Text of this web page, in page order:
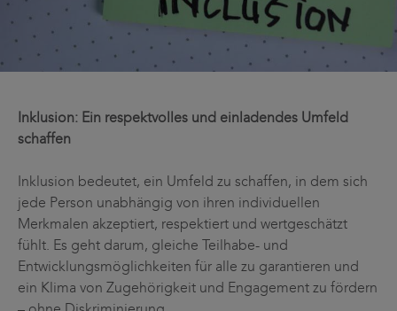
Inklusion: Ein respektvolles und einladendes Umfeld
schaffen
Inklusion bedeutet, ein Umfeld zu schaffen, in dem sich
jede Person unabhängig von ihren individuellen
Merkmalen akzeptiert, respektiert und wertgeschätzt
fühlt. Es geht darum, gleiche Teilhabe- und
Entwicklungsmöglichkeiten für alle zu garantieren und
ein Klima von Zugehörigkeit und Engagement zu fördern